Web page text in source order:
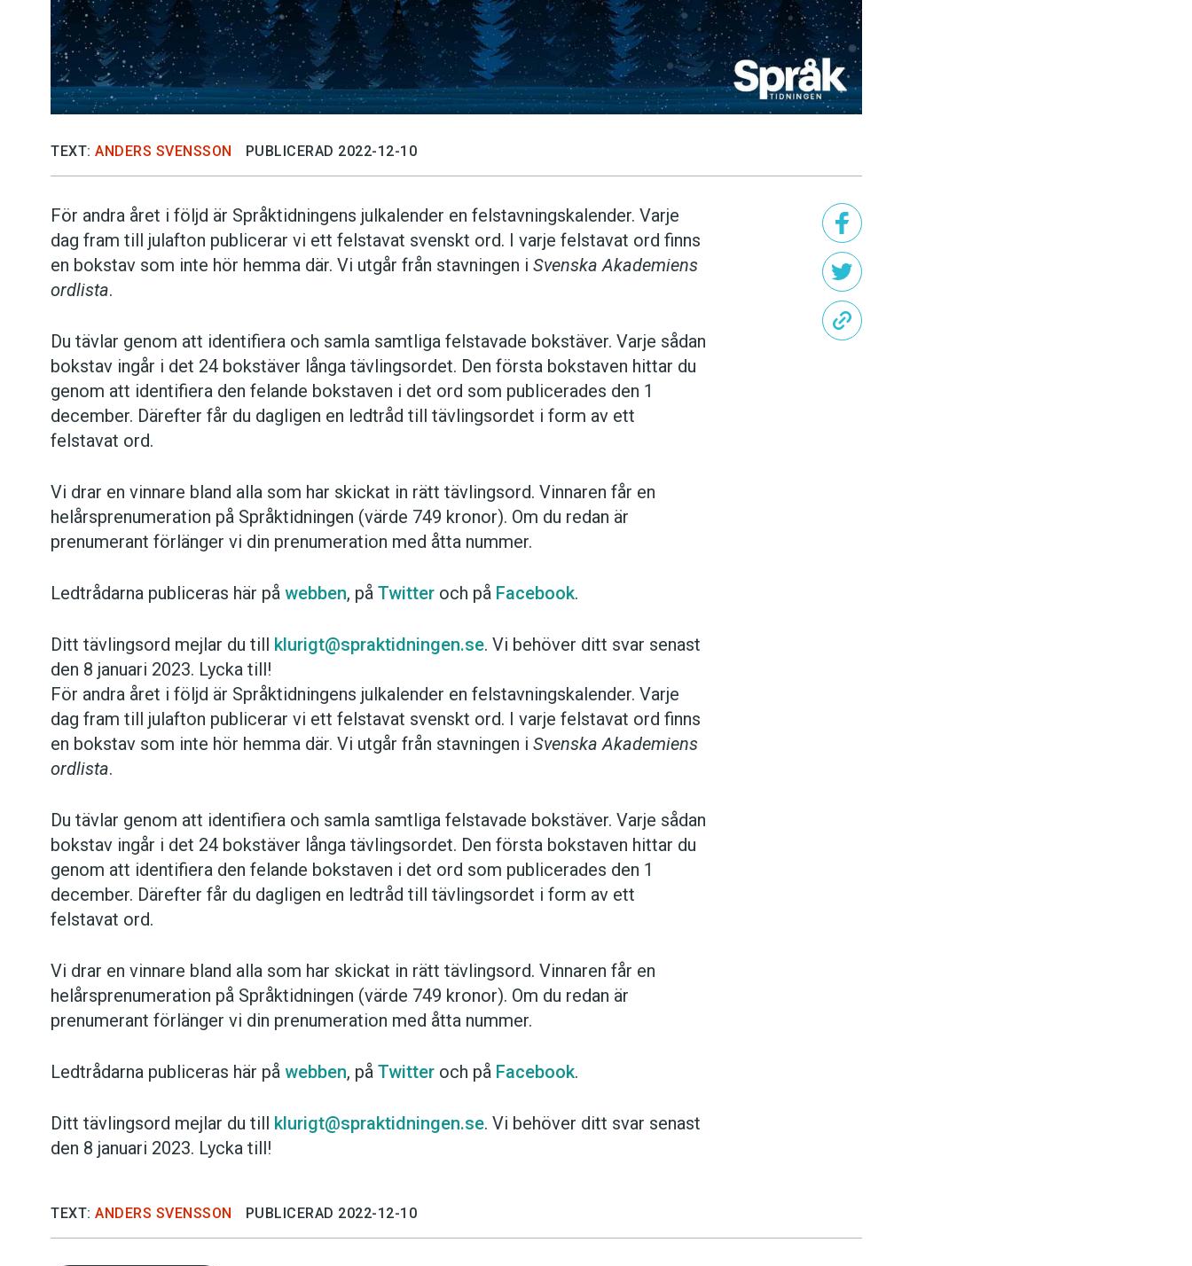
TEXT: ANDERS SVENSSON PUBLICERAD 2022-12-10
För andra året i följd är Språktidningens julkalender en felstavningskalender. Varje
dag fram till julafton publicerar vi ett felstavat svenskt ord. I varje felstavat ord finns
en bokstav som inte hör hemma där. Vi utgår från stavningen i Svenska Akademiens
ordlista.
Du tävlar genom att identifiera och samla samtliga felstavade bokstäver. Varje sådan
bokstav ingår i det 24 bokstäver långa tävlingsordet. Den första bokstaven hittar du
genom att identifiera den felande bokstaven i det ord som publicerades den 1
december. Därefter får du dagligen en ledtråd till tävlingsordet i form av ett
felstavat ord.
Vi drar en vinnare bland alla som har skickat in rätt tävlingsord. Vinnaren får en
helårsprenumeration på Språktidningen (värde 749 kronor). Om du redan är
prenumerant förlänger vi din prenumeration med åtta nummer.
Ledtrådarna publiceras här på webben, på Twitter och på Facebook.
Ditt tävlingsord mejlar du till klurigt@spraktidningen.se. Vi behöver ditt svar senast
den 8 januari 2023. Lycka till!
För andra året i följd är Språktidningens julkalender en felstavningskalender. Varje
dag fram till julafton publicerar vi ett felstavat svenskt ord. I varje felstavat ord finns
en bokstav som inte hör hemma där. Vi utgår från stavningen i Svenska Akademiens
ordlista.
Du tävlar genom att identifiera och samla samtliga felstavade bokstäver. Varje sådan
bokstav ingår i det 24 bokstäver långa tävlingsordet. Den första bokstaven hittar du
genom att identifiera den felande bokstaven i det ord som publicerades den 1
december. Därefter får du dagligen en ledtråd till tävlingsordet i form av ett
felstavat ord.
Vi drar en vinnare bland alla som har skickat in rätt tävlingsord. Vinnaren får en
helårsprenumeration på Språktidningen (värde 749 kronor). Om du redan är
prenumerant förlänger vi din prenumeration med åtta nummer.
Ledtrådarna publiceras här på webben, på Twitter och på Facebook.
Ditt tävlingsord mejlar du till klurigt@spraktidningen.se. Vi behöver ditt svar senast
den 8 januari 2023. Lycka till!
TEXT: ANDERS SVENSSON PUBLICERAD 2022-12-10